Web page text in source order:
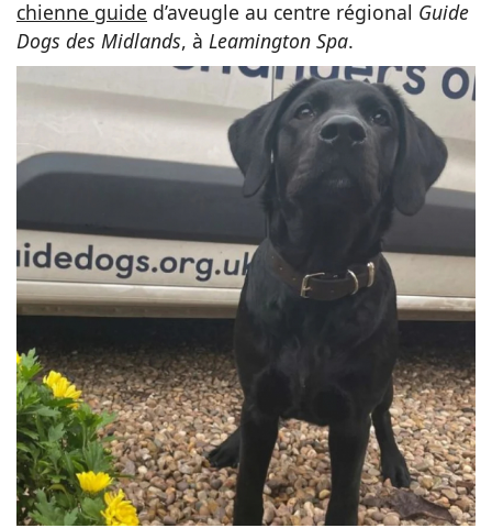
chienne guide d’aveugle au centre régional Guide
Dogs des Midlands, à Leamington Spa.